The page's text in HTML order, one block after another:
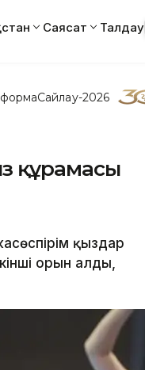
Саясат Талдау
Сайлау-2026
құрамасы
қыздар
орын алды,